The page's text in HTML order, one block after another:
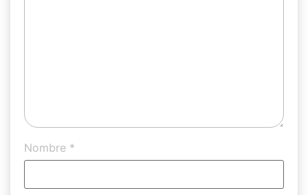
Nombre *